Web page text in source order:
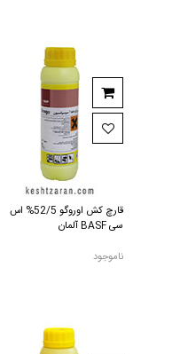
قارچ کش اوروگو 52/5% اس
سی BASF آلمان
ناموجود